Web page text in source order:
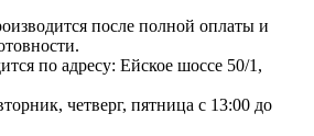
после полной оплаты и
по адресу: Ейское шоссе 50/1,
четверг, пятница с 13:00 до